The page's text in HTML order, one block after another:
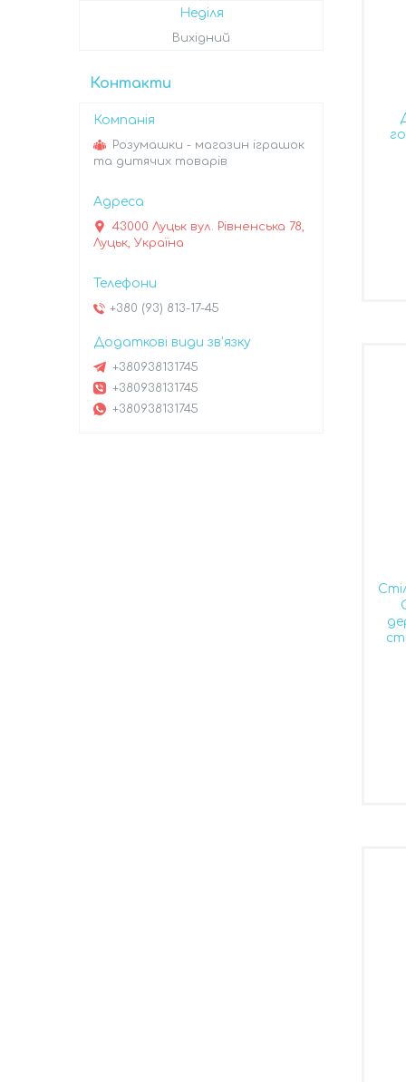
Неділя
Вихідний
Контакти
Розумашки - магазин іграшок
та дитячих товарів
43000 Луцьк вул. Рівненська 78,
Луцьк, Україна
+380 (93) 813-17-45
+380938131745
+380938131745
+380938131745